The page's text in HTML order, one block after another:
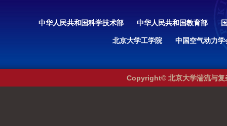
中华人民共和国科学技术部 中华人民共和国教育部
北京大学工学院 中国空气动力学
Copyright© 北京大学湍流与